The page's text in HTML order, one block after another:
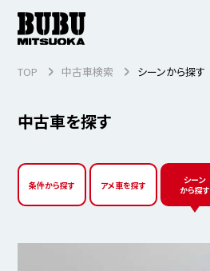
中古車を探す
TOP 中古車検索 シーンから探す
条件から探す アメ車を探す
シーン
から探す